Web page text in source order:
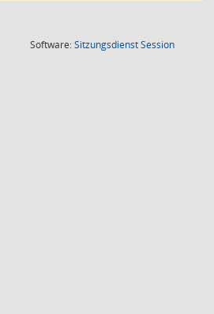
Software:SitzungsdienstSession(Wird in